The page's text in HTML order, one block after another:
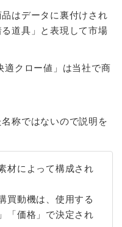
はデータに裏付けされ
道具」と表現して市場
適クロー値」は当社で商
称ではないので説明を
材によって構成され
買動機は、使用する
「価格」で決定され